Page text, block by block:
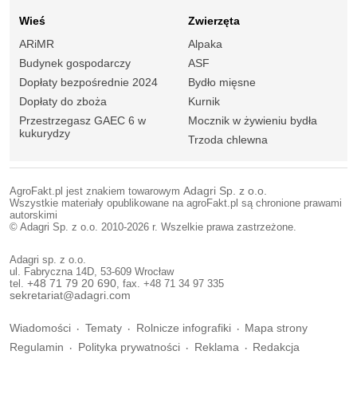
Wieś
ARiMR
Budynek gospodarczy
Dopłaty bezpośrednie 2024
Dopłaty do zboża
Przestrzegasz GAEC 6 w
kukurydzy
Zwierzęta
Alpaka
ASF
Bydło mięsne
Kurnik
Mocznik w żywieniu bydła
Trzoda chlewna
AgroFakt.pl jest znakiem towarowym Adagri Sp. z o.o.
Wszystkie materiały opublikowane na agroFakt.pl są chronione prawami
autorskimi
© Adagri Sp. z o.o. 2010-2026 r. Wszelkie prawa zastrzeżone.
Adagri sp. z o.o.
ul. Fabryczna 14D, 53-609 Wrocław
tel. +48 71 79 20 690 , fax. +48 71 34 97 335
sekretariat@adagri.com
Wiadomości Tematy Rolnicze infografiki
Mapa strony
Regulamin
Polityka prywatności Reklama Redakcja